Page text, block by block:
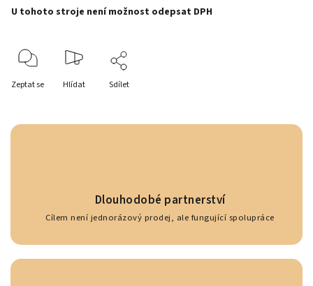
U tohoto stroje není možnost odepsat DPH
Zeptat se Hlídat Sdílet
Dlouhodobé partnerství
Cílem není jednorázový prodej, ale fungující spolupráce